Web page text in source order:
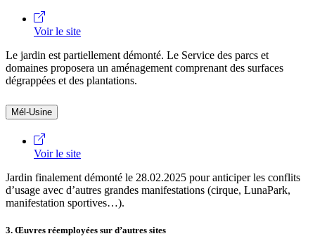
Voir le site
Le jardin est partiellement démonté. Le Service des parcs et
domaines proposera un aménagement comprenant des surfaces
dégrappées et des plantations.
Mél-Usine
Voir le site
Jardin finalement démonté le 28.02.2025 pour anticiper les conflits
d’usage avec d’autres grandes manifestations (cirque, LunaPark,
manifestation sportives…).
3. Œuvres réemployées sur d’autres sites